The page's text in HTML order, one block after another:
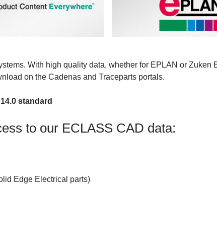
With high quality data, whether for EPLAN or
on the Cadenas and Traceparts portals.
standard
to our ECLASS CAD data:
Edge Electrical parts)